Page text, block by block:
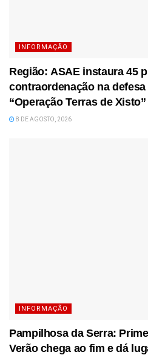
INFORMAÇÃO
Região: ASAE instaura 45
contraordenação na
“Operação Terras de Xisto”
8 DE AGOSTO, 2026
INFORMAÇÃO
Pampilhosa da Serra:
Verão chega ao fim e dá